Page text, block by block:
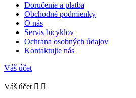
Doručenie a platba
Obchodné podmienky
O nás
Servis bicyklov
Ochrana osobných údajov
Kontaktujte nás
Váš účet
Váš účet  